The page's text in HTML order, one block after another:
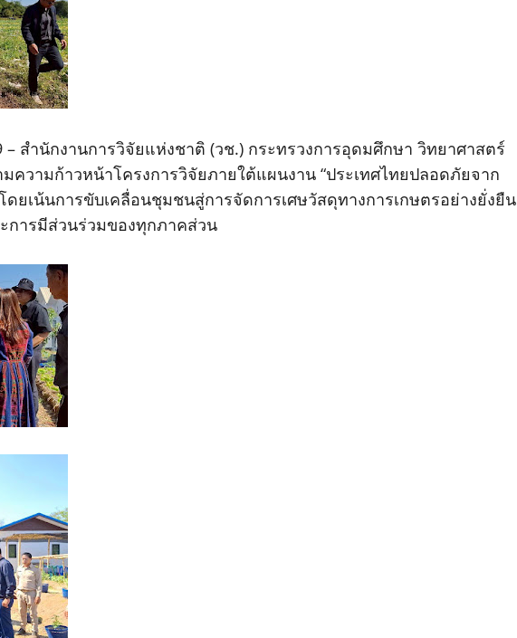
สำนักงานการวิจัยแห่งชาติ (วช.) กระทรวงการอุดมศึกษา วิทยาศาสตร์
วามก้าวหน้าโครงการวิจัยภายใต้แผนงาน “ประเทศไทยปลอดภัยจาก
ดยเน้นการขับเคลื่อนชุมชนสู่การจัดการเศษวัสดุทางการเกษตรอย่างยั่งยืน
การมีส่วนร่วมของทุกภาคส่วน